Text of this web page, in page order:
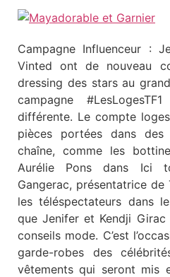
Campagne Influenceur :
Vinted ont de nouveau
dressing des stars au
campagne
différente. Le compte
pièces portées dans
chaîne, comme les
Aurélie Pons dans Ici
Gangerac, présentatrice de
les téléspectateurs dans
que Jenifer et Kendji
conseils mode. C’est
garde-robes des
vêtements qui seront mis